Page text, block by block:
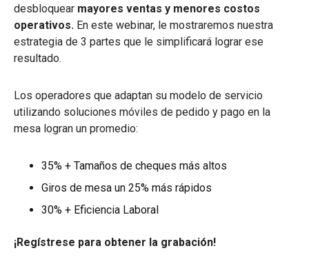
desbloquear mayores ventas y menores costos
operativos. En este webinar, le mostraremos nuestra
estrategia de 3 partes que le simplificará lograr ese
resultado.
Los operadores que adaptan su modelo de servicio
utilizando soluciones móviles de pedido y pago en la
mesa logran un promedio:
35% + Tamaños de cheques más altos
Giros de mesa un 25% más rápidos
30% + Eficiencia Laboral
¡Regístrese para obtener la grabación!